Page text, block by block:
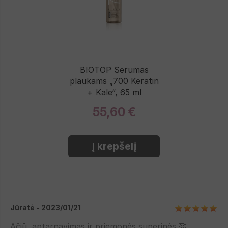
BIOTOP Serumas
plaukams „700 Keratin
+ Kale“, 65 ml
55,60 €
Į krepšelį
Jūratė - 2023/01/21